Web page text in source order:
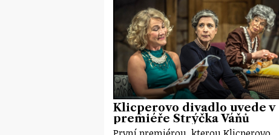
Klicperovo divadlo uvede v
premiéře Strýčka Váňů